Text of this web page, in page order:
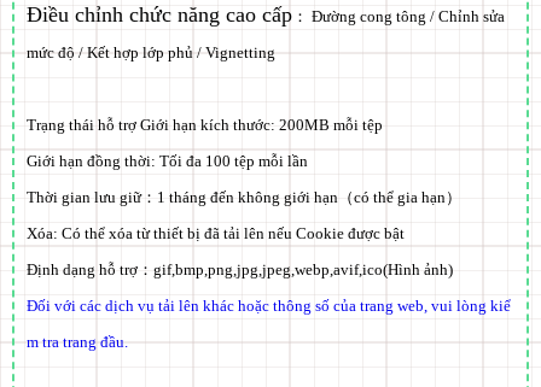
Điều chỉnh chức năng cao cấp ： Đường cong tông / Chỉnh sửa
mức độ / Kết hợp lớp phủ / Vignetting
Trạng thái hỗ trợ Giới hạn kích thước: 200MB mỗi tệp
Giới hạn đồng thời: Tối đa 100 tệp mỗi lần
Thời gian lưu giữ： 1 tháng đến không giới hạn （có thể gia hạn）
Xóa: Có thể xóa từ thiết bị đã tải lên nếu Cookie được bật
Định dạng hỗ trợ： gif,bmp,png,jpg,jpeg,webp,avif,ico(Hình ảnh)
Đối với các dịch vụ tải lên khác hoặc thông số của trang web, vui lòng kiể
m tra trang đầu.